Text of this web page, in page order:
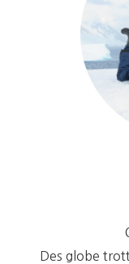
Des globe